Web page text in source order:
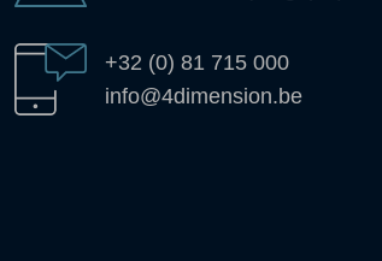
+32 (0) 81 715 000
info@4dimension.be